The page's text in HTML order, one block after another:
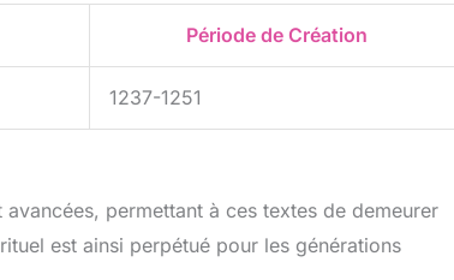
Période de Création
1237-1251
permettant à ces textes de demeurer
est ainsi perpétué pour les générations